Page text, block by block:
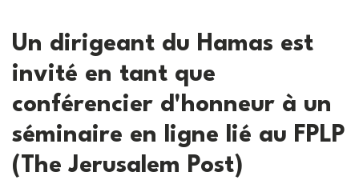
Un dirigeant du Hamas est
invité en tant que
conférencier d'honneur à un
séminaire en ligne lié au FPLP
(The Jerusalem Post)